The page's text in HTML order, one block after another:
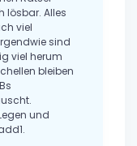
lösbar. Alles
viel
sind
viel herum
bleiben
und